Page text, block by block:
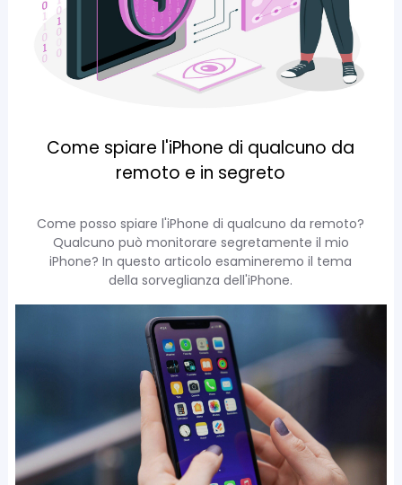
Come spiare l'iPhone di qualcuno da
remoto e in segreto
Come posso spiare l'iPhone di qualcuno da remoto?
Qualcuno può monitorare segretamente il mio
iPhone? In questo articolo esamineremo il tema
della sorveglianza dell'iPhone.